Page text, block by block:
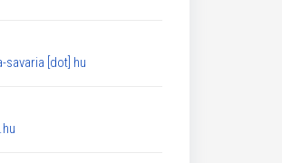
savaria [dot] hu